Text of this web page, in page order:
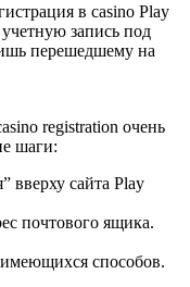
в casino Play
запись под
перешедшему на
registration очень
шаги:
вверху сайта Play
почтового ящика.
способов.